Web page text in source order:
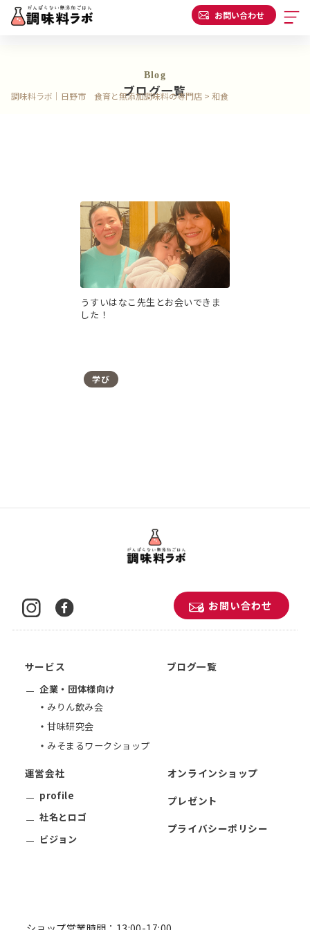
お問い合わせ
Blog
ブログ一覧
調味料ラボ｜日野市 食育と無添加調味料の専門店 > 和食
うすいはなこ先生とお会いできま
した！
学び
お問い合わせ
サービス
企業・団体様向け
みりん飲み会
甘味研究会
みそまるワークショップ
ブログ一覧
運営会社
profile
社名とロゴ
ビジョン
オンラインショップ
プレゼント
プライバシーポリシー